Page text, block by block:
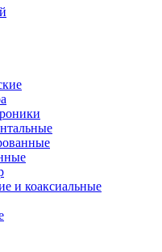
и коаксиальные